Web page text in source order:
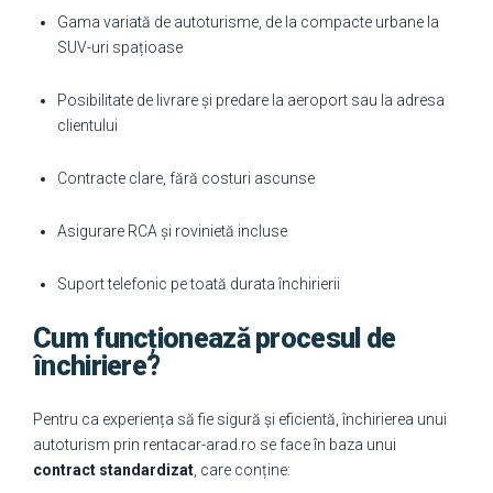
Gama variată de autoturisme, de la compacte urbane la
SUV-uri spațioase
Posibilitate de livrare și predare la aeroport sau la adresa
clientului
Contracte clare, fără costuri ascunse
Asigurare RCA și rovinietă incluse
Suport telefonic pe toată durata închirierii
Cum funcționează procesul de
închiriere?
Pentru ca experiența să fie sigură și eficientă, închirierea unui
autoturism prin rentacar-arad.ro se face în baza unui
contract standardizat , care conține: